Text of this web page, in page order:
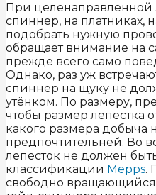
При целенаправленной
спиннер, на платниках,
подобрать нужную
обращает внимание на
прежде всего само
Однако, раз уж
спиннер на щуку не
утёнком. По размеру,
чтобы размер лепестка
какого размера добыча
предпочтительней. Во
лепесток не должен
классификации Mepps.
свободно